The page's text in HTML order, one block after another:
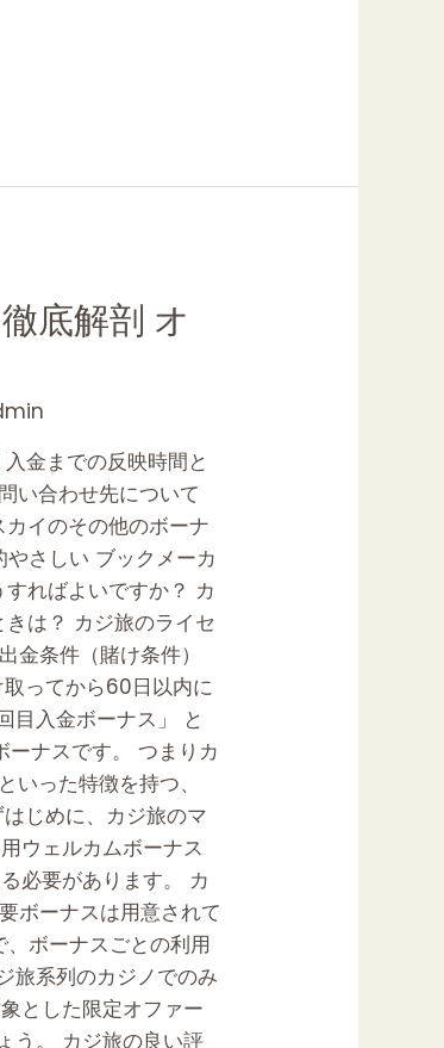
底解剖 オ
金までの反映時間と
い合わせ先について
イのその他のボーナ
さしい ブックメーカ
ればよいですか？ カ
は？ カジ旅のライセ
条件（賭け条件）
ってから60日以内に
目入金ボーナス」 と
ナスです。 つまりカ
った特徴を持つ、
じめに、カジ旅のマ
ウェルカムボーナス
必要があります。 カ
ボーナスは用意されて
ボーナスごとの利用
旅系列のカジノでのみ
とした限定オファー
う。 カジ旅の良い評